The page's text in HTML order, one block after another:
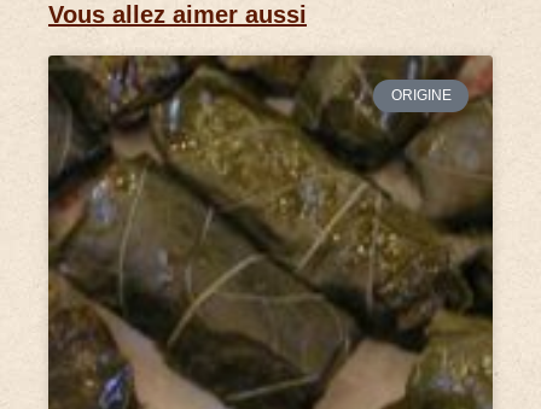
Vous allez aimer aussi
ORIGINE